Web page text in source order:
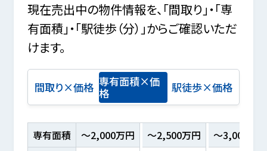
現在売出中の物件情報を、「間取り」・「専
有面積」・「駅徒歩（分）」からご確認いただ
けます。
間取り×価格 専有面積×価
格
駅徒歩×価格
専有面積
～2,000万円
～2,500万円
～3,000万円